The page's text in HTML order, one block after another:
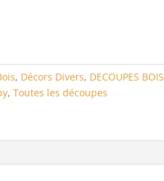
, Décors Divers, DECOUPES BOIS
, Toutes les découpes